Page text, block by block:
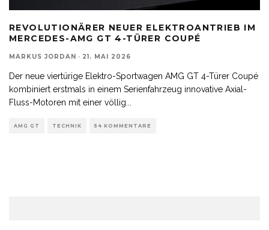
REVOLUTIONÄRER NEUER ELEKTROANTRIEB IM
MERCEDES-AMG GT 4-TÜRER COUPÉ
MARKUS JORDAN · 21. MAI 2026
Der neue viertürige Elektro-Sportwagen AMG GT 4-Türer Coupé
kombiniert erstmals in einem Serienfahrzeug innovative Axial-
Fluss-Motoren mit einer völlig
AMG GT TECHNIK 54 KOMMENTARE